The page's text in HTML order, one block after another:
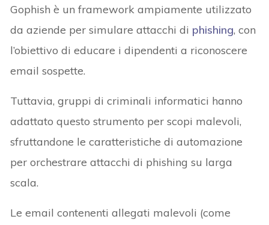
Gophish è un framework ampiamente utilizzato
da aziende per simulare attacchi di phishing, con
l’obiettivo di educare i dipendenti a riconoscere
email sospette.
Tuttavia, gruppi di criminali informatici hanno
adattato questo strumento per scopi malevoli,
sfruttandone le caratteristiche di automazione
per orchestrare attacchi di phishing su larga
scala.
Le email contenenti allegati malevoli (come